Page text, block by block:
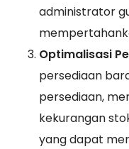
administrator
Optimalisasi
persediaan
persediaan,
kekurangan
yang dapat